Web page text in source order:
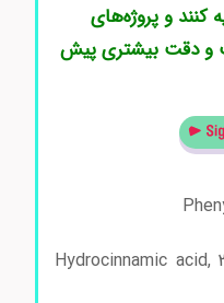
و پروژه‌های
و دقت بیشتری پیش
Hydrocinnamic